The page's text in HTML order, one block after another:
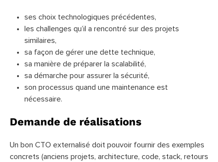
ses choix technologiques précédentes,
les challenges qu’il a rencontré sur des projets
similaires,
sa façon de gérer une dette technique,
sa manière de préparer la scalabilité,
sa démarche pour assurer la sécurité,
son processus quand une maintenance est
nécessaire.
Demande de réalisations
Un bon CTO externalisé doit pouvoir fournir des exemples
concrets (anciens projets, architecture, code, stack, retours